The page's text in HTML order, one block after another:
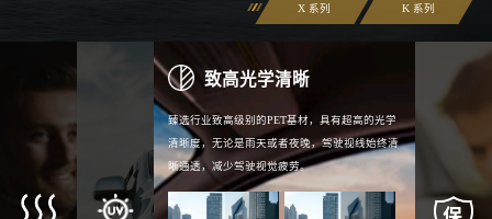
X 系列 K 系列
超长质保
威固窗膜质保长达5年，全方位打造正品质保体
系、多维度保障车主权益，严控质保大关